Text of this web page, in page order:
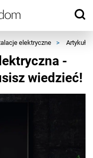
elektryczne > Artykuły
-
wiedzieć!